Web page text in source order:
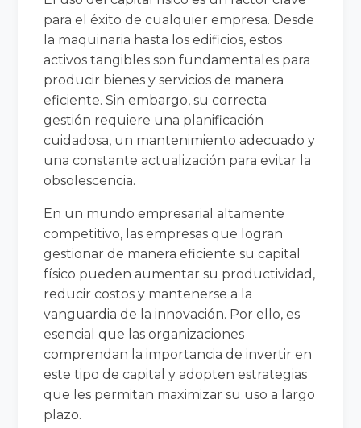
para el éxito de cualquier empresa. Desde
la maquinaria hasta los edificios, estos
activos tangibles son fundamentales para
producir bienes y servicios de manera
eficiente. Sin embargo, su correcta
gestión requiere una planificación
cuidadosa, un mantenimiento adecuado y
una constante actualización para evitar la
obsolescencia.
En un mundo empresarial altamente
competitivo, las empresas que logran
gestionar de manera eficiente su capital
físico pueden aumentar su productividad,
reducir costos y mantenerse a la
vanguardia de la innovación. Por ello, es
esencial que las organizaciones
comprendan la importancia de invertir en
este tipo de capital y adopten estrategias
que les permitan maximizar su uso a largo
plazo.